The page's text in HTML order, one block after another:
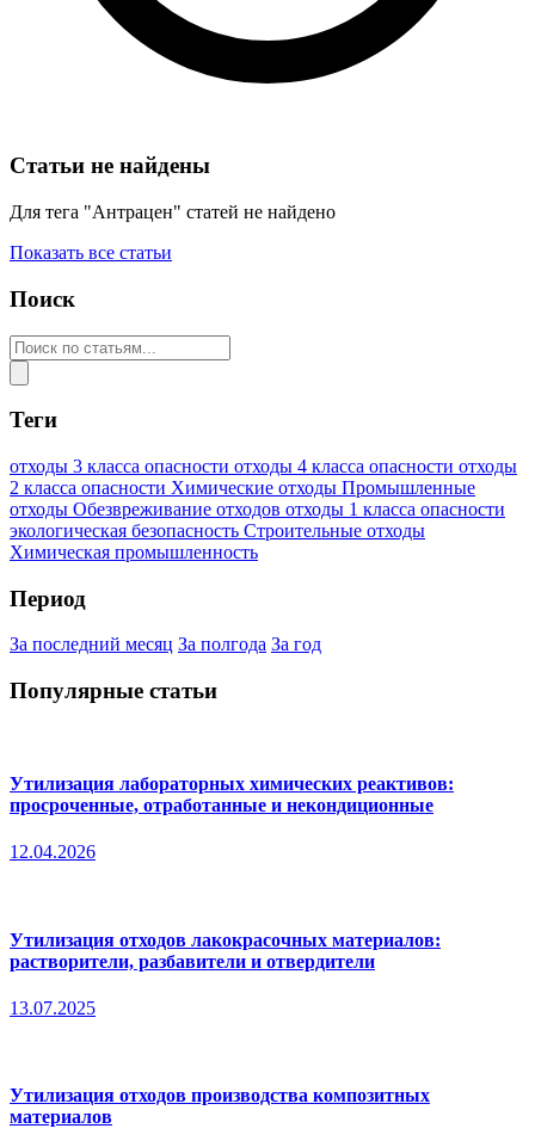
Статьи не найдены
Для тега "Антрацен" статей не найдено
Показать все статьи
Поиск
Теги
отходы 3 класса опасности отходы 4 класса опасности отходы
2 класса опасности Химические отходы Промышленные
отходы Обезвреживание отходов отходы 1 класса опасности
экологическая безопасность Строительные отходы
Химическая промышленность
Период
За последний месяц За полгода За год
Популярные статьи
Утилизация лабораторных химических реактивов:
просроченные, отработанные и некондиционные
12.04.2026
Утилизация отходов лакокрасочных материалов:
растворители, разбавители и отвердители
13.07.2025
Утилизация отходов производства композитных
материалов